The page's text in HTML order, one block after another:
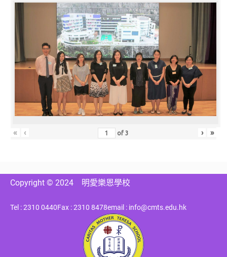
« ‹ of3 › »
Copyright © 2024 明愛樂恩學校
Tel : 2310 0440Fax : 2310 8478email : info@cmts.edu.hk